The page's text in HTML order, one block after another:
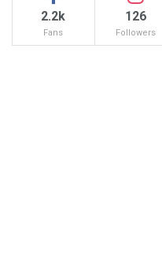
2.2k
Fans
126
Followers